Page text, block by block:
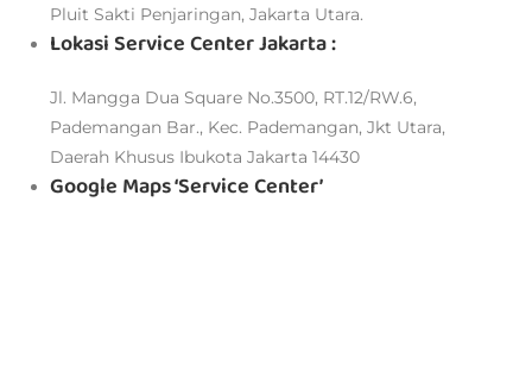
Pluit Sakti Penjaringan, Jakarta Utara.
Lokasi Service Center Jakarta :
Jl. Mangga Dua Square No.3500, RT.12/RW.6,
Pademangan Bar., Kec. Pademangan, Jkt Utara,
Daerah Khusus Ibukota Jakarta 14430
Google Maps ‘Service Center’